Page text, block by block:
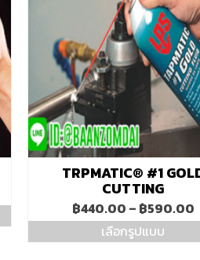
TRPMATIC® #1
CUTTING
฿440.00 – ฿590.00
เลือกรูปแบบ